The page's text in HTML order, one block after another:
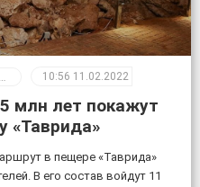
10:56 11.02.2022
млн лет покажут
«Таврида»
в пещере «Таврида»
В его состав войдут 11